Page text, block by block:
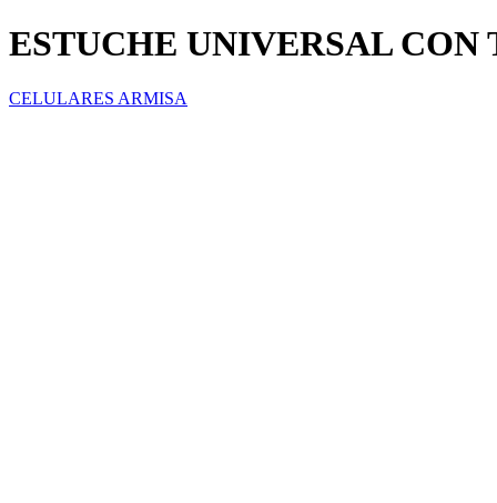
ESTUCHE UNIVERSAL
CELULARES ARMISA